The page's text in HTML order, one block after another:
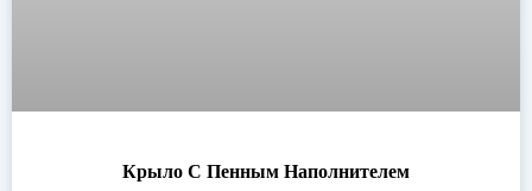
Крыло С Пенным Наполнителем